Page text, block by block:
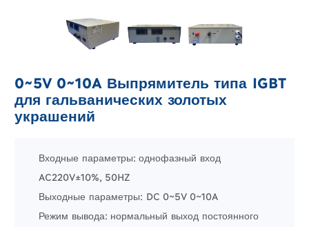
0~5V 0~10A Выпрямитель типа IGBT
для гальванических золотых
украшений
Входные параметры: однофазный вход
AC220V±10%, 50HZ
Выходные параметры: DC 0~5V 0~10A
Режим вывода: нормальный выход постоянного